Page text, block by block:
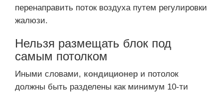
перенаправить поток воздуха путем регулировки
жалюзи.
Нельзя размещать блок под
самым потолком
Иными словами, кондиционер и потолок
должны быть разделены как минимум 10-ти